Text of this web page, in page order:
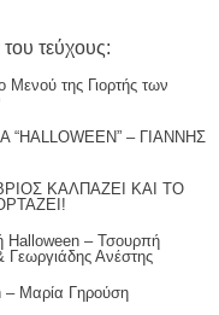
τεύχους:
της Γιορτής των
– ΓΙΑΝΝΗΣ
ΚΑΛΠΑΖΕΙ ΚΑΙ ΤΟ
Halloween – Τσουρπή
Γεωργιάδης Ανέστης
– Μαρία Γηρούση